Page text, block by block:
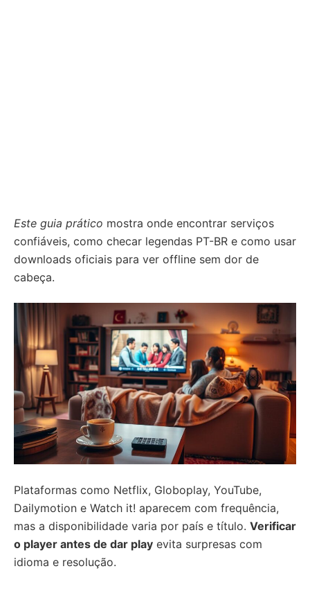
Este guia prático mostra onde encontrar serviços
confiáveis, como checar legendas PT-BR e como usar
downloads oficiais para ver offline sem dor de
cabeça.
Plataformas como Netflix, Globoplay, YouTube,
Dailymotion e Watch it! aparecem com frequência,
mas a disponibilidade varia por país e título. Verificar
o player antes de dar play evita surpresas com
idioma e resolução.